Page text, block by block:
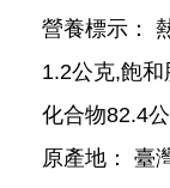
營養標示：
1.2公克,飽
化合物82.4
原產地： 臺